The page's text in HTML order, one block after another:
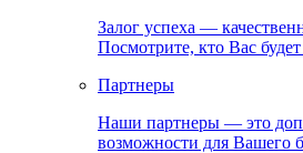
Залог успеха —
Посмотрите, кто Вас
Партнеры
Наши партнеры — это
возможности для Вашего